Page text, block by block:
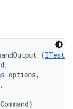
(
options,